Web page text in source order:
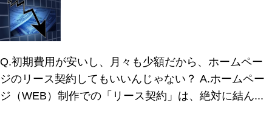
Q.初期費用が安いし、月々も少額だから、ホームペー
ジのリース契約してもいいんじゃない？ A.ホームペー
ジ（WEB）制作での「リース契約」は、絶対に結ん...